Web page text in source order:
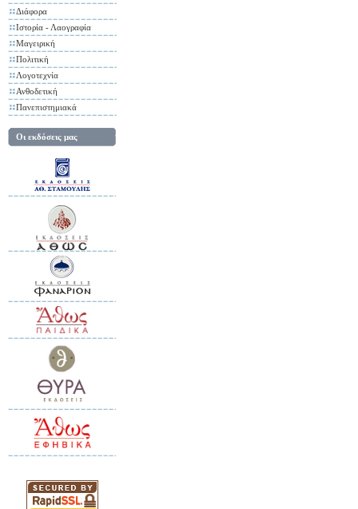
Διάφορα
Ιστορία - Λαογραφία
Μαγειρική
Πολιτική
Λογοτεχνία
Ανθοδετική
Πανεπιστημιακά
Οι εκδόσεις μας